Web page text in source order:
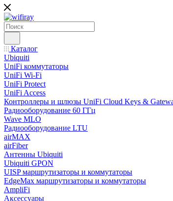
Каталог
Ubiquiti
UniFi коммутаторы
UniFi Wi-Fi
UniFi Protect
UniFi Access
Контроллеры и шлюзы UniFi Cloud Keys &
Радиооборудование 60 ГГц
Wave MLO
Радиооборудование LTU
airMAX
airFiber
Антенны Ubiquiti
Ubiquiti GPON
UISP маршрутизаторы и коммутаторы
EdgeMax маршрутизаторы и коммутаторы
AmpliFi
Аксессуары